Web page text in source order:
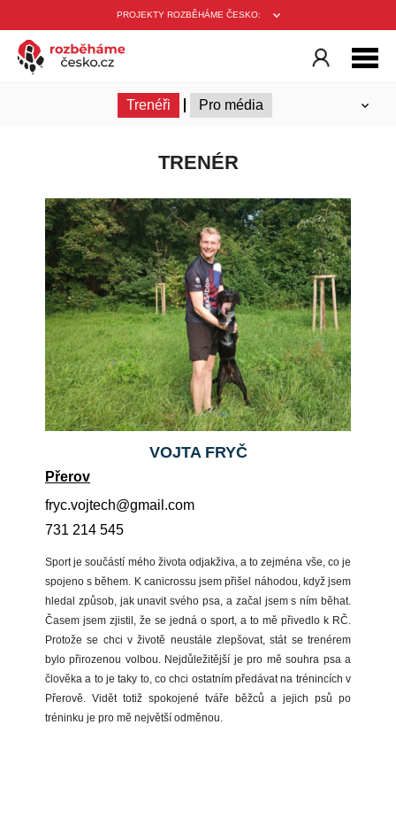
PROJEKTY ROZBĚHÁME ČESKO:
O projektu Ambasadoři
Trenéři Pro média
TRENÉR
VOJTA FRYČ
Přerov
moc.liamg@hcetjov.cyrf
731 214 545
Sport je součástí mého života odjakživa, a to zejména vše, co je
spojeno s během. K canicrossu jsem přišel náhodou, když jsem
hledal způsob, jak unavit svého psa, a začal jsem s ním běhat.
Časem jsem zjistil, že se jedná o sport, a to mě přivedlo k RČ.
Protože se chci v životě neustále zlepšovat, stát se trenérem
bylo přirozenou volbou. Nejdůležitější je pro mě souhra psa a
člověka a to je taky to, co chci ostatním předávat na trénincích v
Přerově. Vidět totiž spokojené tváře běžců a jejich psů po
tréninku je pro mě největší odměnou.